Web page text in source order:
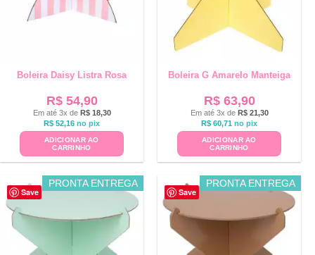
Boleira Daisy Listra Rosa
R$54,90
Em até 3x de R$18,30
R$ 52,16 no pix
ADICIONAR AO
CARRINHO
Boleira G Amarelo Manteiga
R$63,90
Em até 3x de R$21,30
R$ 60,71 no pix
ADICIONAR AO
CARRINHO
Save
PRONTA ENTREGA
Save
PRONTA ENTREGA